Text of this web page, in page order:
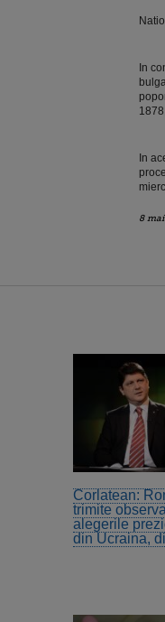
In
In
8 mai
Corlatean:
trimite
alegerile
din Ucraina,